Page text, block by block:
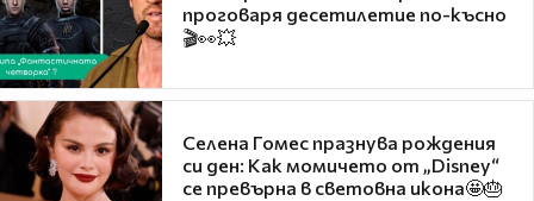
проговаря десетилетие по-късно
🎬👀💥
Селена Гомес празнува рождения
си ден: Как момичето от „Disney“
се превърна в световна икона🤩🎂